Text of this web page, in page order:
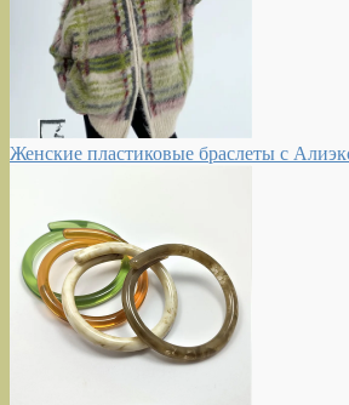
Женские пластиковые браслеты с